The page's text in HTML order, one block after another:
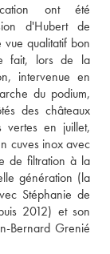
ont été
d'Hubert de
qualitatif bon
fait, lors de la
intervenue en
du podium,
des châteaux
vertes en juillet,
cuves inox avec
de filtration à la
génération (la
Stéphanie de
2012) et son
Bernard Grenié